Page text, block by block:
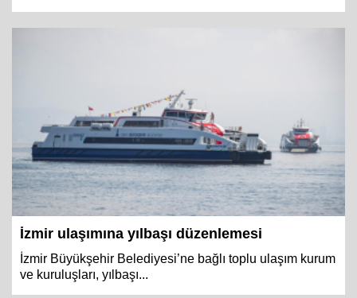
İzmir ulaşımına yılbaşı düzenlemesi
İzmir Büyükşehir Belediyesi’ne bağlı toplu ulaşım kurum
ve kuruluşları, yılbaşı...